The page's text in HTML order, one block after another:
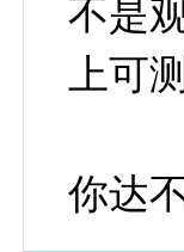
不是
上可
你达